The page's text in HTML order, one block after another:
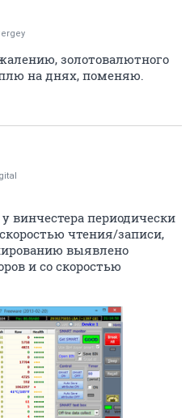
золотовалютного
на днях, поменяю.
винчестера периодически
чтения/записи,
выявлено
и со скоростью